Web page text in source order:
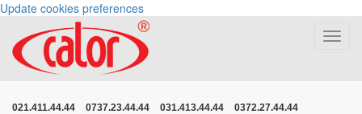
Update cookies preferences
Toggle
021.411.44.44 0737.23.44.44 031.413.44.44 0372.27.44.44